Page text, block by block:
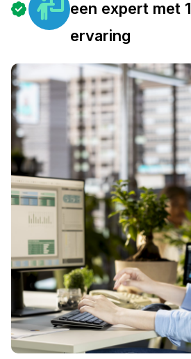
een expert met
ervaring